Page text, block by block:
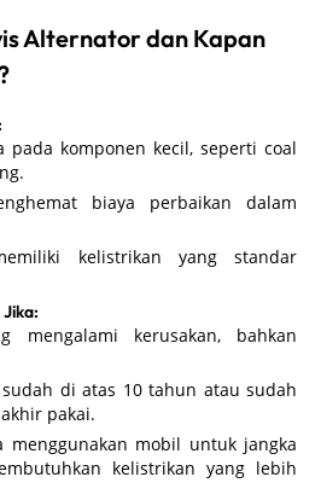
Alternator dan Kapan
pada komponen kecil, seperti coal
biaya perbaikan dalam
kelistrikan yang standar
mengalami kerusakan, bahkan
di atas 10 tahun atau sudah
pakai.
menggunakan mobil untuk jangka
kelistrikan yang lebih